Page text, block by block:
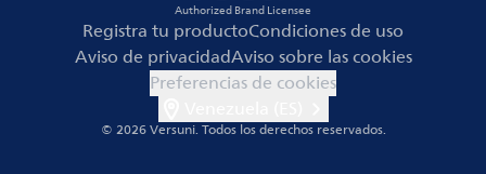
Authorized Brand Licensee
Registra tu productoCondiciones de uso
Aviso de privacidadAviso sobre las cookies
Preferencias de cookies
© 2026 Versuni.Todos los derechos reservados.